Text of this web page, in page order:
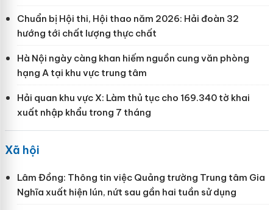
Chuẩn bị Hội thi, Hội thao năm 2026: Hải đoàn 32
hướng tới chất lượng thực chất
Hà Nội ngày càng khan hiếm nguồn cung văn phòng
hạng A tại khu vực trung tâm
Hải quan khu vực X: Làm thủ tục cho 169.340 tờ khai
xuất nhập khẩu trong 7 tháng
Xã hội
Lâm Đồng: Thông tin việc Quảng trường Trung tâm Gia
Nghĩa xuất hiện lún, nứt sau gần hai tuần sử dụng